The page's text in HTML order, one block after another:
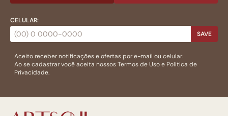
CELULAR:
SAVE
Aceito receber notificações e ofertas por e-mail ou celular.
Ao se cadastrar você aceita nossosTermos de Usoe Politica de
Privacidade.